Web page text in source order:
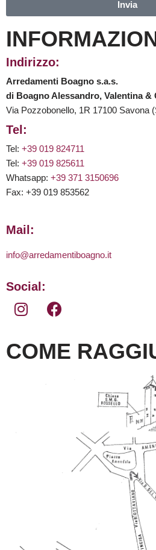
Invia
Indirizzo:
Arredamenti Boagno s.a.s.
di Boagno Alessandro, Valentina &
Via Pozzobonello, 1R 17100 Savona
Tel:
Tel: +39 019 824711
Tel: +39 019 825611
Whatsapp: +39 371 3150696
Fax: +39 019 853562
Mail:
info@arredamentiboagno.it
Social:
COME